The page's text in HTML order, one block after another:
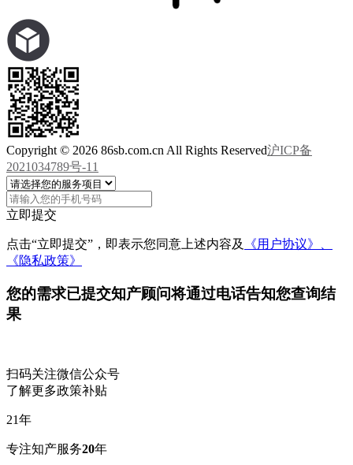
Copyright © 2026 86sb.com.cn All Rights Reserved沪ICP备
2021034789号-11
立即提交
点击“立即提交”，即表示您同意上述内容及
《用户协议》、
《隐私政策》
您的需求已提交知产顾问将通过电话告知您查询结
果
扫码关注微信公众号
了解更多政策补贴
21年
专注知产服务20年